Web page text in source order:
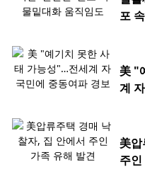
포
美 "
계
美
주